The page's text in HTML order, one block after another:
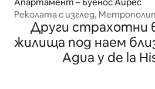
Реколата с изглед,
Други страхотни
жилища под наем
Agua y de la